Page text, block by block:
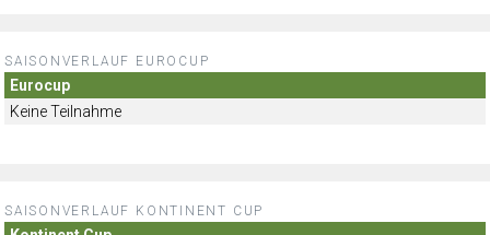
SAISONVERLAUF EUROCUP
Eurocup
Keine Teilnahme
SAISONVERLAUF KONTINENT CUP